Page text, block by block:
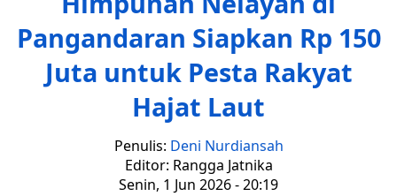
Pangandaran Siapkan Rp 150
Juta untuk Pesta Rakyat
Hajat Laut
Penulis: Deni Nurdiansah
Editor: Rangga Jatnika
Senin, 1 Jun 2026 - 20:19